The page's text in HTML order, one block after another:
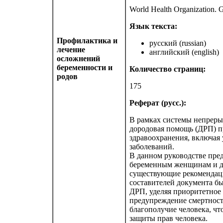
Профилактика и
лечение
осложнений
беременности и
родов
World Health Organization.
Язык текста:
русский (russian)
английский (english)
Количество страниц:
175
Реферат (русс.):
В рамках системы
дородовая помощь (ДРП)
здравоохранения,
заболеваний.
В данном руководстве
беременным женщинам и
существующие
составителей документа
ДРП, уделяя
предупреждение
благополучие человека,
защиты прав человека.